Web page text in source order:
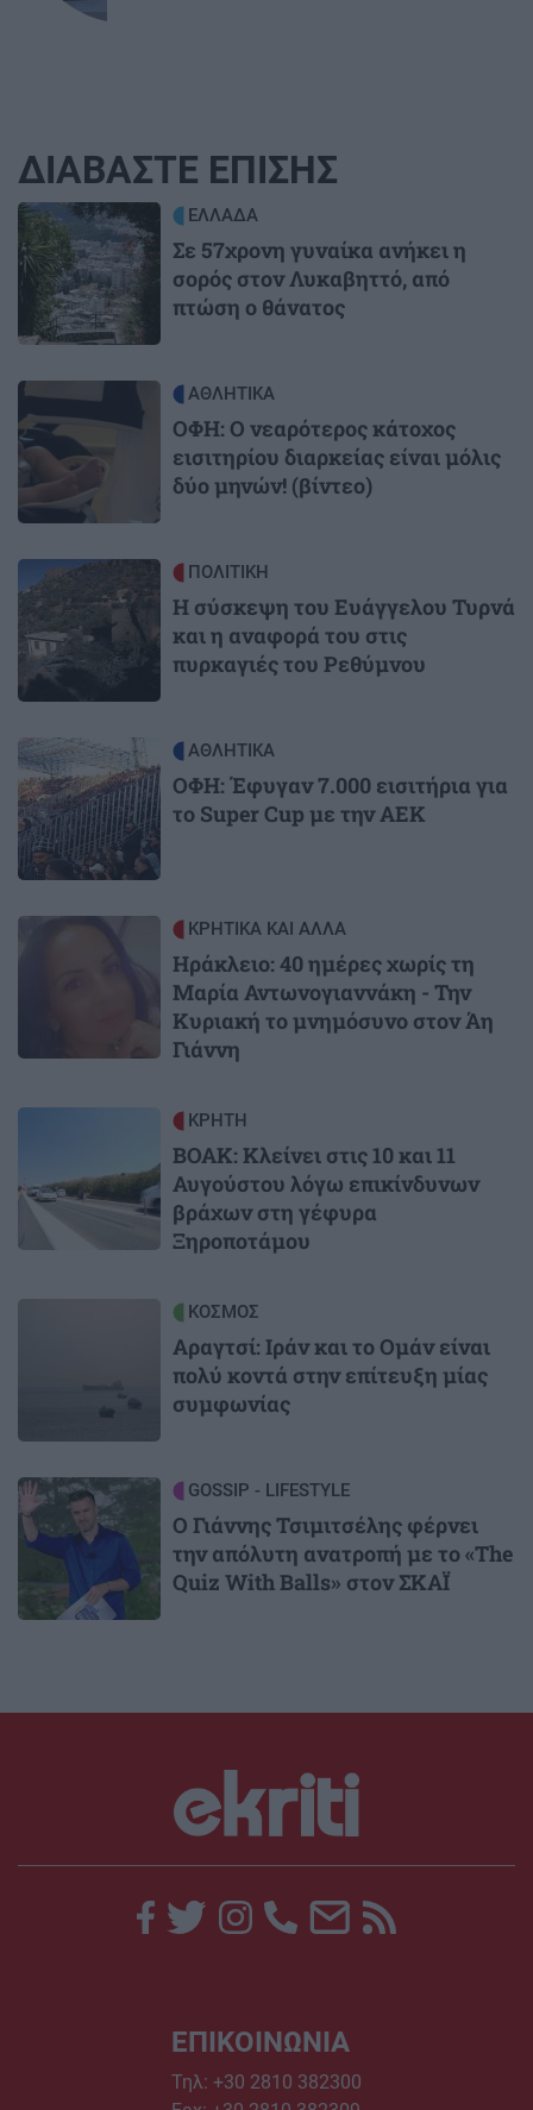
ΔΙΑΒΑΣΤΕ ΕΠΙΣΗΣ
Image ΕΛΛΑΔΑ
Σε 57χρονη γυναίκα ανήκει η
σορός στον Λυκαβηττό, από
πτώση ο θάνατος
Image ΑΘΛΗΤΙΚΑ
ΟΦΗ: Ο νεαρότερος κάτοχος
εισιτηρίου διαρκείας είναι μόλις
δύο μηνών! (βίντεο)
Image ΠΟΛΙΤΙΚΗ
Η σύσκεψη του Ευάγγελου Τυρνά
και η αναφορά του στις
πυρκαγιές του Ρεθύμνου
Image ΑΘΛΗΤΙΚΑ
ΟΦΗ: Έφυγαν 7.000 εισιτήρια για
το Super Cup με την ΑΕΚ
ΚΡΗΤΙΚΑ ΚΑΙ ΑΛΛΑ
Ηράκλειο: 40 ημέρες χωρίς τη
Μαρία Αντωνογιαννάκη - Την
Κυριακή το μνημόσυνο στον Άη
Γιάννη
ΚΡΗΤΗ
ΒΟΑΚ: Κλείνει στις 10 και 11
Αυγούστου λόγω επικίνδυνων
βράχων στη γέφυρα
Ξηροποτάμου
ΚΟΣΜΟΣ
Αραγτσί: Ιράν και το Ομάν είναι
πολύ κοντά στην επίτευξη μίας
συμφωνίας
Image GOSSIP - LIFESTYLE
Ο Γιάννης Τσιμιτσέλης φέρνει
την απόλυτη ανατροπή με το «The
Quiz With Balls» στον ΣΚΑΪ
ΕΠΙΚΟΙΝΩΝΙΑ
Τηλ: +30 2810 382300